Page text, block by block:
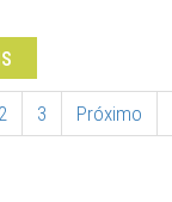
2 3 Próximo